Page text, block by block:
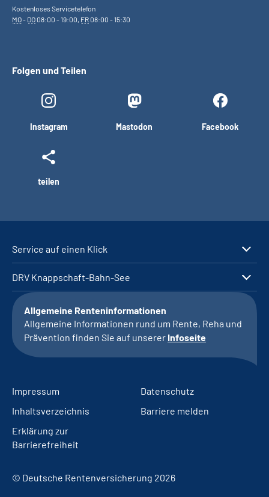
Kostenloses Servicetelefon
MO- DO08:00 - 19:00, FR08:00 - 15:30
Folgen und Teilen
Instagram Mastodon Facebook
teilen
Service auf einen Klick
DRV Knappschaft-Bahn-See
Allgemeine Renteninformationen
Allgemeine Informationen rund um Rente, Reha und
Prävention finden Sie auf unserer Infoseite
Impressum
Datenschutz
Inhaltsverzeichnis
Barriere melden
Erklärung zur
Barrierefreiheit
© Deutsche Rentenversicherung 2026